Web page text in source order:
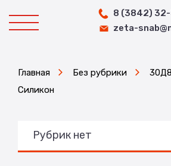
8 (3842)
zeta-
Главная Без рубрики
Силикон
Рубрик нет